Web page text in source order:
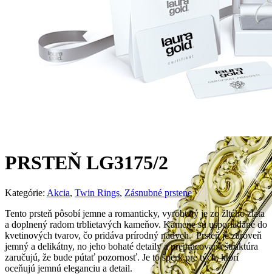
PRSTEŇ LG3175/2
Kategórie: Akcia, Twin Rings, Zásnubné prstene
Tento prsteň pôsobí jemne a romanticky, vyrobený je zo žltého zlata
a doplnený radom trblietavých kameňov. Kamene sú usporiadané do
kvetinových tvarov, čo pridáva prírodný nádych. Prsteň je zároveň
jemný a delikátny, no jeho bohaté detaily a prepracovaná štruktúra
zaručujú, že bude pútať pozornosť. Je to šperk pre tých, ktorí
oceňujú jemnú eleganciu a detail.